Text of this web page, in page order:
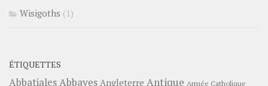
Wisigoths (1)
ÉTIQUETTES
AbbatialesAbbayes Angleterre Antique Armée Catholique